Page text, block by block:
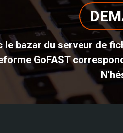
le bazar du serveur de
GoFAST